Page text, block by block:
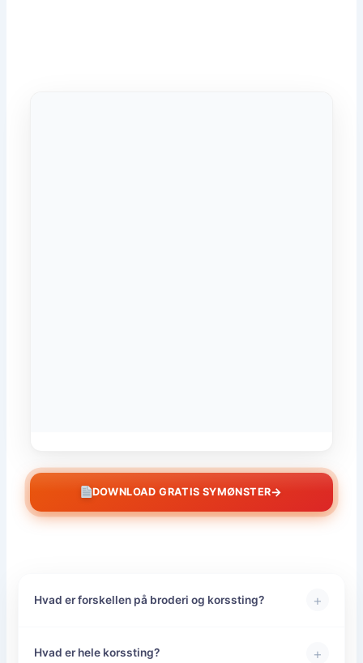
DOWNLOAD GRATIS SYMØNSTER→
Hvad er forskellen på broderi og korssting? +
Hvad er hele korssting? +